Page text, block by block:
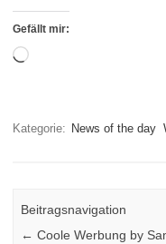
Gefällt mir:
Wird
Kategorie: News of the day
Beitragsnavigation
← Coole Werbung by